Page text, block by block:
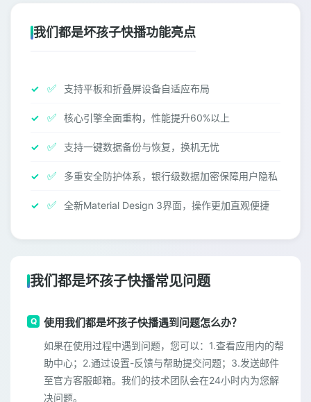
我们都是坏孩子快播功能亮点
✅ 支持平板和折叠屏设备自适应布局
✅ 核心引擎全面重构，性能提升60%以上
✅ 支持一键数据备份与恢复，换机无忧
✅ 多重安全防护体系，银行级数据加密保障用户隐私
✅ 全新Material Design 3界面，操作更加直观便捷
我们都是坏孩子快播常见问题
使用我们都是坏孩子快播遇到问题怎么办？
如果在使用过程中遇到问题，您可以：1.查看应用内的帮
助中心；2.通过设置-反馈与帮助提交问题；3.发送邮件
至官方客服邮箱。我们的技术团队会在24小时内为您解
决问题。